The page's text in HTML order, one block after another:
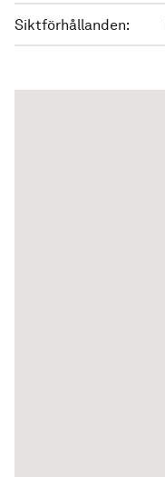
Siktförhållanden: